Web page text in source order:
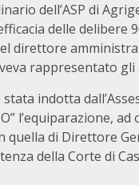
dell’ASP di
delle delibere
direttore
rappresentato
indotta
l’equiparazione,
di Direttore
della Corte di